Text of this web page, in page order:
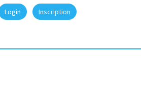
Login Inscription